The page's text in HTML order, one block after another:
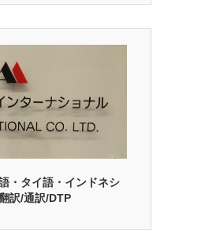
・タイ語・インドネシ
訳/通訳/DTP